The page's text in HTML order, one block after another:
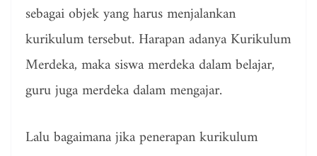
sebagai objek yang harus menjalankan
kurikulum tersebut. Harapan adanya Kurikulum
Merdeka, maka siswa merdeka dalam belajar,
guru juga merdeka dalam mengajar.
Lalu bagaimana jika penerapan kurikulum